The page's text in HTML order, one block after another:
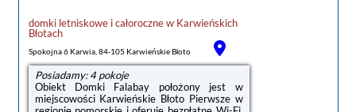
domki letniskowe i całorocznew Karwieńskich
Błotach
Spokojna 6 Karwia, 84-105 Karwieńskie Błoto
Posiadamy: 4 pokoje
Obiekt Domki Falabay położony jest w
miejscowości Karwieńskie Błoto Pierwsze w